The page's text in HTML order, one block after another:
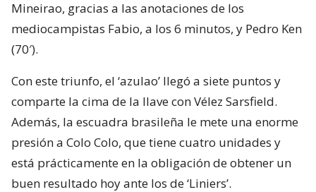
Mineirao, gracias a las anotaciones de los
mediocampistas Fabio, a los 6 minutos, y Pedro Ken
(70′).
Con este triunfo, el ‘azulao’ llegó a siete puntos y
comparte la cima de la llave con Vélez Sarsfield.
Además, la escuadra brasileña le mete una enorme
presión a Colo Colo, que tiene cuatro unidades y
está prácticamente en la obligación de obtener un
buen resultado hoy ante los de ‘Liniers’.